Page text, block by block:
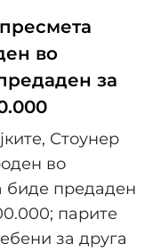
во
за
Стоунер
во
биде предаден
парите
за друга